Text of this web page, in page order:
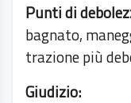
Punti di
bagnato,
trazione più
Giudizio: